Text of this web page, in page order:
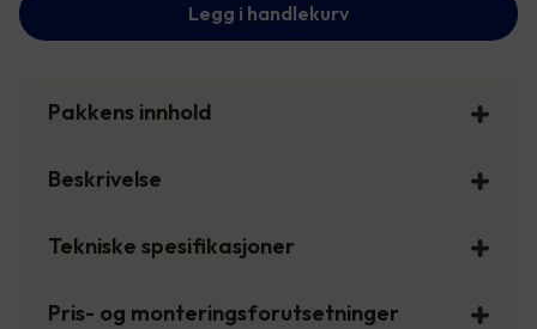
Legg i handlekurv
Pakkens innhold
Beskrivelse
Tekniske spesifikasjoner
Pris- og monteringsforutsetninger